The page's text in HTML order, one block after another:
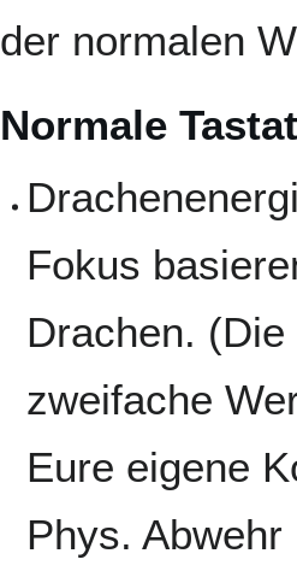
der normalen
Normale
Fokus
Drachen.
zweifache
Eure eigene
Phys.